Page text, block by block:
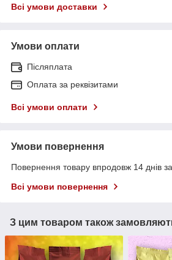
Всі умови доставки
Умови оплати
Післяплата
Оплата за реквізитами
Всі умови оплати
Умови повернення
Повернення товару впродовж 14 днів
Всі умови повернення
З цим товаром також